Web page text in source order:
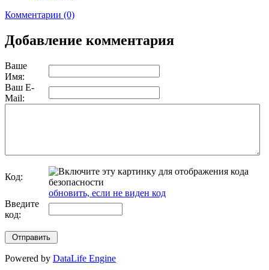
Комментарии (0)
Добавление комментария
Ваше
Имя:
Ваш E-
Mail:
Код:
обновить, если не виден код
Введите
код:
Powered by DataLife Engine